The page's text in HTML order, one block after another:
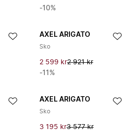
-10%
AXEL ARIGATO
Sko
2 599 kr2 921 kr
-11%
AXEL ARIGATO
Sko
3 195 kr3 577 kr